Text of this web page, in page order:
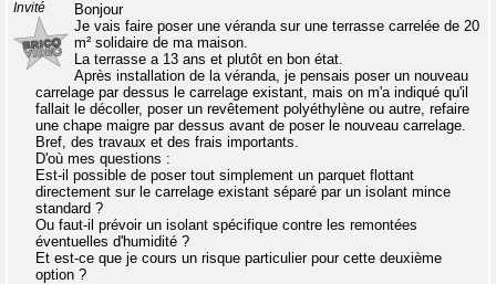
Invité
Bonjour
Je vais faire poser une véranda sur une terrasse carrelée de 20
m² solidaire de ma maison.
La terrasse a 13 ans et plutôt en bon état.
Après installation de la véranda, je pensais poser un nouveau
carrelage par dessus le carrelage existant, mais on m'a indiqué qu'il
fallait le décoller, poser un revêtement polyéthylène ou autre, refaire
une chape maigre par dessus avant de poser le nouveau carrelage.
Bref, des travaux et des frais importants.
D'où mes questions :
Est-il possible de poser tout simplement un parquet flottant
directement sur le carrelage existant séparé par un isolant mince
standard ?
Ou faut-il prévoir un isolant spécifique contre les remontées
éventuelles d'humidité ?
Et est-ce que je cours un risque particulier pour cette deuxième
option ?